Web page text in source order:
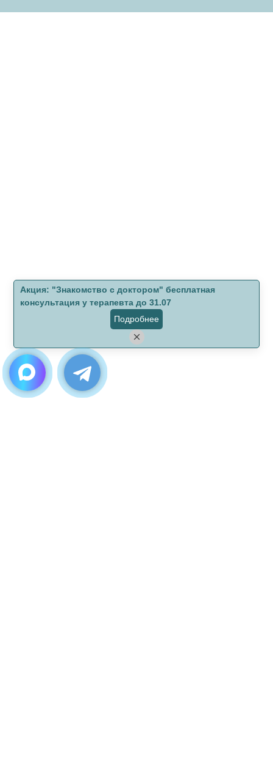
Aкция: "Знакомство с доктором" бесплатная
консультация у терапевта до 31.07
Подробнее